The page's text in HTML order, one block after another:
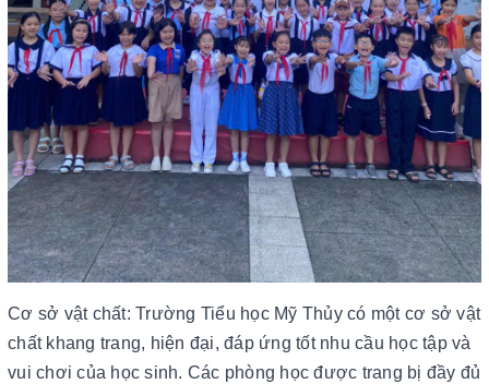
Cơ sở vật chất: Trường Tiểu học Mỹ Thủy có một cơ sở vật
chất khang trang, hiện đại, đáp ứng tốt nhu cầu học tập và
vui chơi của học sinh. Các phòng học được trang bị đầy đủ